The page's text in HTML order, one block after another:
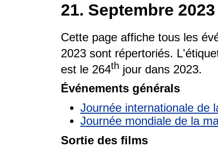
21. Septembre 2023
Cette page affiche tous les
2023 sont répertoriés.
est le 264th jour dans 2023.
Événements générals
Journée internationale de
Journée mondiale de la
Sortie des films